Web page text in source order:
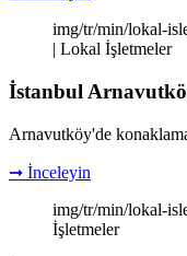
img/tr/min/lokal-
| Lokal İşletmeler
İstanbul
Arnavutköy'de
➞ İnceleyin
img/tr/min/lokal-
İşletmeler